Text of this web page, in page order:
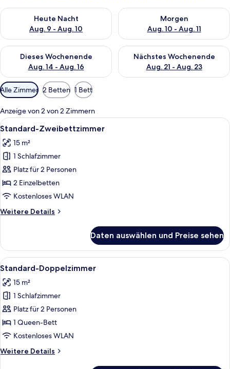
Heute Nacht
Aug. 9 - Aug. 10
Überprüfe die Verfügbarkeit für heute Nacht, Aug. 9 - Aug.
Morgen
Aug. 10 - Aug. 11
Überprüfe die Verfügbarkeit
Dieses Wochenende
Aug. 14 - Aug. 16
Überprüfe die Verfügbarkeit für dieses Wochenende, Aug. 14
Nächstes Wochenende
Aug. 21 - Aug. 23
Überprüfe die Verfügbarkeit
Verfügbare
Filter
für
Zimmer
Alle Zimmer 2 Betten 1 Bett
Anzeige von 2 von 2 Zimmern
Alle
Fotos
für
Standard-
Zweibettzimmer
anzeigen
Standard-Zweibettzimmer |
10
Standard-Zweibettzimmer
15 m²
1 Schlafzimmer
Platz für 2 Personen
2 Einzelbetten
Kostenloses WLAN
Weitere Details
Weitere
Zweibettzimmer
Daten auswählen und Preise sehen
Alle
Fotos
für
Standard-
Doppelzimmer
anzeigen
Standard-Doppelzimmer |
9
Standard-Doppelzimmer
15 m²
1 Schlafzimmer
Platz für 2 Personen
1 Queen-Bett
Kostenloses WLAN
Weitere Details
Weitere